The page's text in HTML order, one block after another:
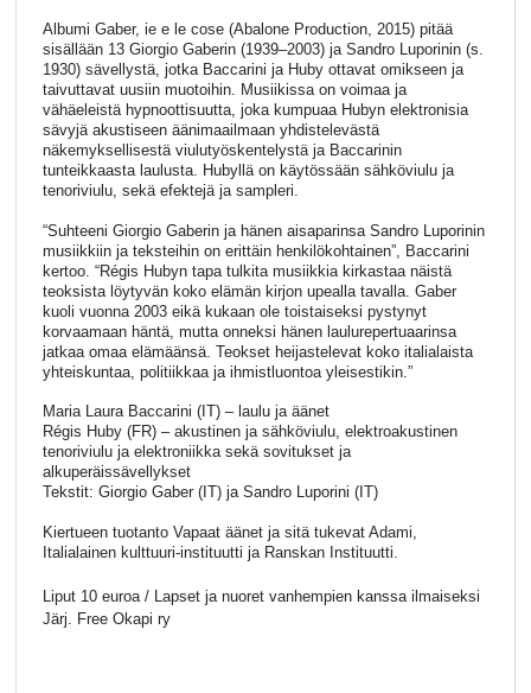
Albumi Gaber, ie e le cose (Abalone Production, 2015) pitää
sisällään 13 Giorgio Gaberin (1939–2003) ja Sandro Luporinin (s.
1930) sävellystä, jotka Baccarini ja Huby ottavat omikseen ja
taivuttavat uusiin muotoihin. Musiikissa on voimaa ja
vähäeleistä hypnoottisuutta, joka kumpuaa Hubyn elektronisia
sävyjä akustiseen äänimaailmaan yhdistelevästä
näkemyksellisestä viulutyöskentelystä ja Baccarinin
tunteikkaasta laulusta. Hubyllä on käytössään sähköviulu ja
tenoriviulu, sekä efektejä ja sampleri.
“Suhteeni Giorgio Gaberin ja hänen aisaparinsa Sandro Luporinin
musiikkiin ja teksteihin on erittäin henkilökohtainen”, Baccarini
kertoo. “Régis Hubyn tapa tulkita musiikkia kirkastaa näistä
teoksista löytyvän koko elämän kirjon upealla tavalla. Gaber
kuoli vuonna 2003 eikä kukaan ole toistaiseksi pystynyt
korvaamaan häntä, mutta onneksi hänen laulurepertuaarinsa
jatkaa omaa elämäänsä. Teokset heijastelevat koko italialaista
yhteiskuntaa, politiikkaa ja ihmistluontoa yleisestikin.”
Maria Laura Baccarini (IT) – laulu ja äänet
Régis Huby (FR) – akustinen ja sähköviulu, elektroakustinen
tenoriviulu ja elektroniikka sekä sovitukset ja
alkuperäissävellykset
Tekstit: Giorgio Gaber (IT) ja Sandro Luporini (IT)
Kiertueen tuotanto Vapaat äänet ja sitä tukevat Adami,
Italialainen kulttuuri-instituutti ja Ranskan Instituutti.
Liput 10 euroa / Lapset ja nuoret vanhempien kanssa ilmaiseksi
Järj. Free Okapi ry